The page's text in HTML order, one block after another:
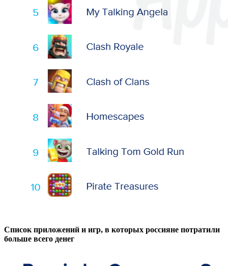
Список приложений и игр, в которых россияне потратили
больше всего денег